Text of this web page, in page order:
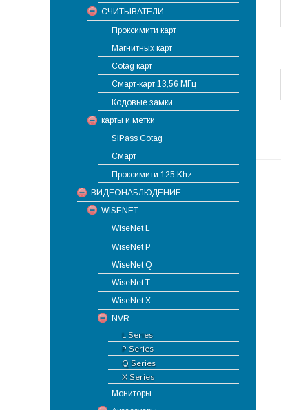
СЧИТЫВАТЕЛИ
Проксимити карт
Магнитных карт
Cotag карт
Смарт-карт 13,56 МГц
Кодовые замки
карты и метки
SiPass Cotag
Смарт
Проксимити 125 Khz
ВИДЕОНАБЛЮДЕНИЕ
WISENET
WiseNet L
WiseNet P
WiseNet Q
WiseNet T
WiseNet X
NVR
L Series
P Series
Q Series
X Series
Мониторы